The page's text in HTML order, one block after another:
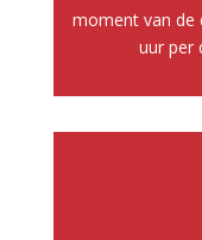
moment van de
uur per